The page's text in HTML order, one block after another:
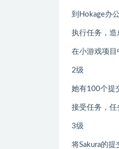
到Hokage办
执行任务，造
在小游戏项目
2级
她有100个提
接受任务，任
3级
将Sakura的